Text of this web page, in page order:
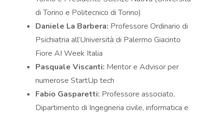
di Torino e Politecnico di Torino)
Daniele La Barbera: Professore Ordinario di
Psichiatria all’Università di Palermo Giacinto
Fiore AI Week Italia
Pasquale Viscanti: Mentor e Advisor per
numerose StartUp tech
Fabio Gasparetti: Professore associato,
Dipartimento di Ingegneria civile, informatica e